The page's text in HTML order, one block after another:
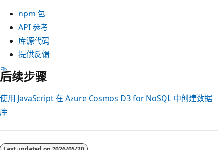
示
图
。
该
帐
npm 包
API 参考
库源代码
提供反馈
后续步骤
使用 JavaScript 在 Azure Cosmos DB for NoSQL 中创建数据
库